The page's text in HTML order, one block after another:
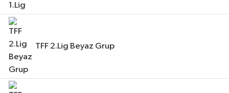
TFF 2.Lig Beyaz Grup